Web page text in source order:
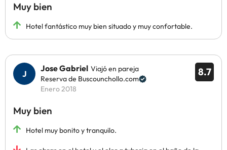
Muy bien
Hotel fantástico muy bien situado y muy confortable.
8.7
Jose Gabriel Viajó en pareja
Reserva de Buscounchollo.com
Enero 2018
Muy bien
Hotel muy bonito y tranquilo.